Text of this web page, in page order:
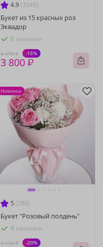
4.9 (3548)
Букет из 15 красных роз
Эквадор
В наличии
4 470 ₽ -15%
3 800 ₽
5 (286)
Букет "Розовый полдень"
В наличии
2 530 ₽ -20%
Новинка